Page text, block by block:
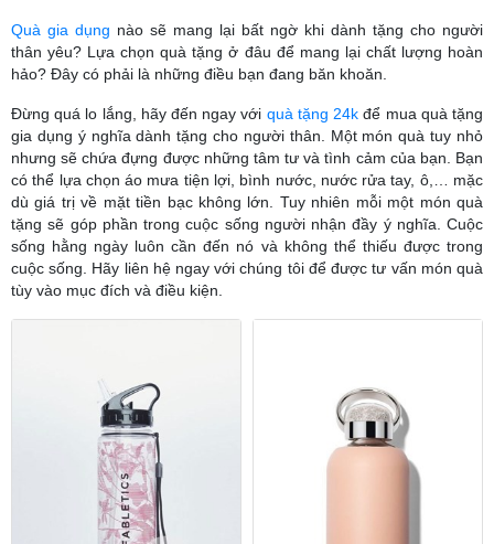
Quà gia dụng nào sẽ mang lại bất ngờ khi dành tặng cho người
thân yêu? Lựa chọn quà tặng ở đâu để mang lại chất lượng hoàn
hảo? Đây có phải là những điều bạn đang băn khoăn.
Đừng quá lo lắng, hãy đến ngay với quà tặng 24kđể mua quà tặng
gia dụng ý nghĩa dành tặng cho người thân. Một món quà tuy nhỏ
nhưng sẽ chứa đựng được những tâm tư và tình cảm của bạn. Bạn
có thể lựa chọn áo mưa tiện lợi, bình nước, nước rửa tay, ô,… mặc
dù giá trị về mặt tiền bạc không lớn. Tuy nhiên mỗi một món quà
tặng sẽ góp phần trong cuộc sống người nhận đầy ý nghĩa. Cuộc
sống hằng ngày luôn cần đến nó và không thể thiếu được trong
cuộc sống. Hãy liên hệ ngay với chúng tôi để được tư vấn món quà
tùy vào mục đích và điều kiện.